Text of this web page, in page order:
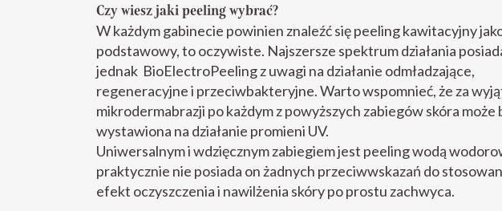
Czy wiesz jaki peeling wybrać?
W każdym gabinecie powinien znaleźć się peeling kawitacyjny
podstawowy, to oczywiste. Najszersze spektrum działania
jednak BioElectroPeeling z uwagi na działanie odmładzające,
regeneracyjne i przeciwbakteryjne. Warto wspomnieć, że za
mikrodermabrazji po każdym z powyższych zabiegów skóra może
wystawiona na działanie promieni UV.
Uniwersalnym i wdzięcznym zabiegiem jest peeling wodą
praktycznie nie posiada on żadnych przeciwwskazań do
efekt oczyszczenia i nawilżenia skóry po prostu zachwyca.